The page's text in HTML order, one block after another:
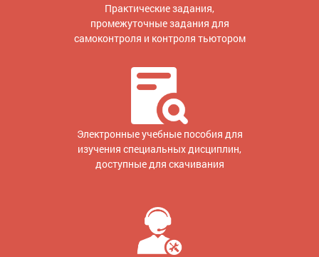
Практические задания,
промежуточные задания для
самоконтроля и контроля тьютором
Электронные учебные пособия для
изучения специальных дисциплин,
доступные для скачивания